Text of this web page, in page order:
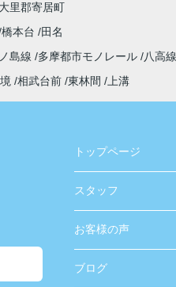
大里郡寄居町
橋本台
田名
島線 多摩都市モノレール
八高線
相武台前 東林間 上溝
トップページ
スタッフ
お客様の声
ブログ